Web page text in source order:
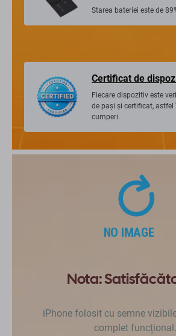
Starea bateriei este de
Certificat de
Fiecare dispozitiv este
de pași și certificat,
cumperi.
Nota:
iPhone folosit cu semne